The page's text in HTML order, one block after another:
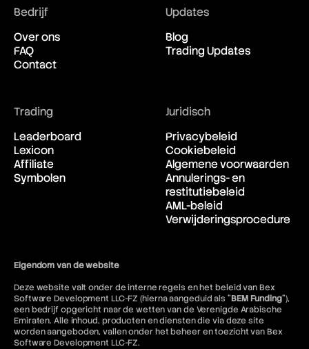
Bedrijf
Over ons
FAQ
Contact
Updates
Blog
Trading Updates
Trading
Leaderboard
Lexicon
Affiliate
Symbolen
Juridisch
Privacybeleid
Cookiebeleid
Algemene voorwaarden
Annulerings- en
restitutiebeleid
AML-beleid
Verwijderingsprocedure
Eigendom van de website
Deze website valt onder de interne regels en het beleid van Bex
Software Development LLC-FZ (hierna aangeduid als "BEM Funding"),
een bedrijf opgericht naar de wetten van de Verenigde Arabische
Emiraten. Alle inhoud, producten en diensten die via deze site
worden aangeboden, vallen onder het beheer en toezicht van Bex
Software Development LLC-FZ.